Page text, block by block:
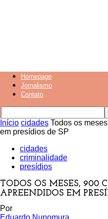
Homepage
Jornalismo
Contato
Início cidades Todos os
em presídios de SP
cidades
criminalidade
presídios
TODOS OS MESES, 900
APREENDIDOS EM
Por
Eduardo Nunomura